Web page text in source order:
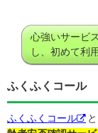
心強いサービ
し、初めて利
ふくふくコール
ふくふくコール